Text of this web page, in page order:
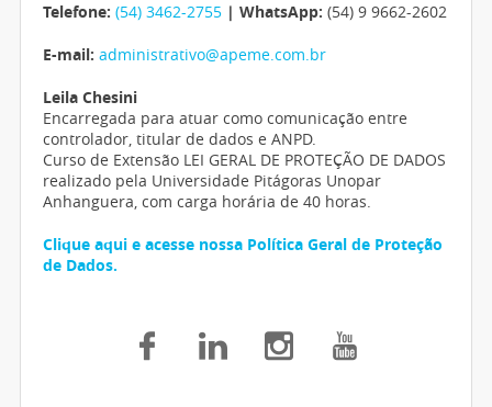
Telefone: (54) 3462-2755 | WhatsApp: (54) 9 9662-2602
E-mail: administrativo@apeme.com.br
Leila Chesini
Encarregada para atuar como comunicação entre
controlador, titular de dados e ANPD.
Curso de Extensão LEI GERAL DE PROTEÇÃO DE DADOS
realizado pela Universidade Pitágoras Unopar
Anhanguera, com carga horária de 40 horas.
Clique aqui e acesse nossa Política Geral de Proteção
de Dados.